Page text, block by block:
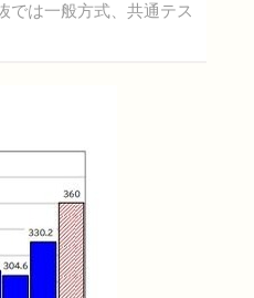
では一般方式、共通テス